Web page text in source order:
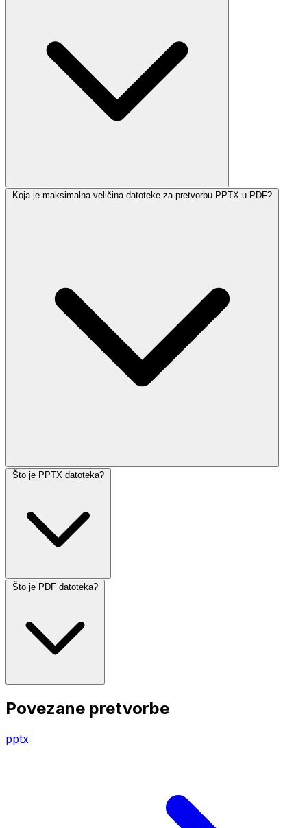
Koja je maksimalna veličina datoteke za pretvorbu PPTX u PDF?
Što je PPTX datoteka?
Što je PDF datoteka?
Povezane pretvorbe
pptx